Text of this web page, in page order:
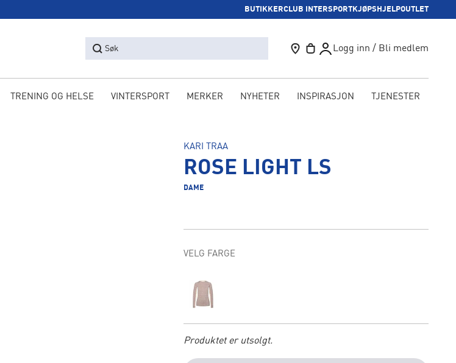
BUTIKKERCLUB INTERSPORTKJØPSHJELPOUTLET
Søk Logg inn / Bli medlem
TRENING OG HELSE VINTERSPORT MERKER NYHETER INSPIRASJON TJENESTER
KARI TRAA
ROSE LIGHT LS
DAME
VELG FARGE
Produktet er utsolgt.